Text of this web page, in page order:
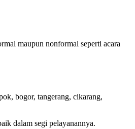
maupun nonformal seperti acara
bogor, tangerang, cikarang,
dalam segi pelayanannya.